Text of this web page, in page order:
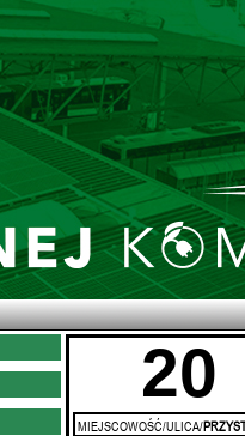
20
MIEJSCOWOŚĆ/ULICA/